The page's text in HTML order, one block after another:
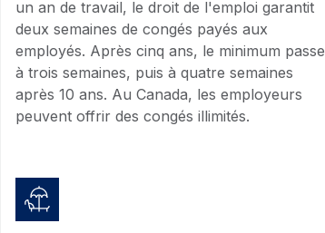
un an de travail, le droit de l'emploi garantit
deux semaines de congés payés aux
employés. Après cinq ans, le minimum passe
à trois semaines, puis à quatre semaines
après 10 ans. Au Canada, les employeurs
peuvent offrir des congés illimités.